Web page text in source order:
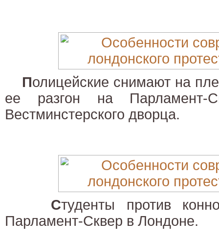
Полицейские снимают на
ее разгон на Парламент-
Вестминстерского дворца.
Студенты против
Парламент-Сквер в Лондоне.